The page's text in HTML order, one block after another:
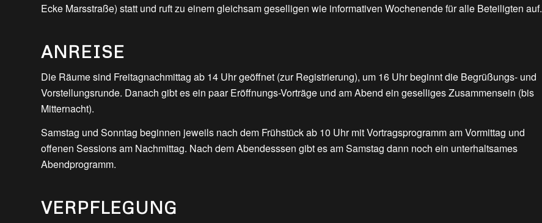
Ecke Marsstraße) statt und ruft zu einem gleichsam geselligen wie informativen Wochenende für alle Beteiligten auf.
ANREISE
Die Räume sind Freitagnachmittag ab 14 Uhr geöffnet (zur Registrierung), um 16 Uhr beginnt die Begrüßungs- und
Vorstellungsrunde. Danach gibt es ein paar Eröffnungs-Vorträge und am Abend ein geselliges Zusammensein (bis
Mitternacht).
Samstag und Sonntag beginnen jeweils nach dem Frühstück ab 10 Uhr mit Vortragsprogramm am Vormittag und
offenen Sessions am Nachmittag. Nach dem Abendesssen gibt es am Samstag dann noch ein unterhaltsames
Abendprogramm.
VERPFLEGUNG